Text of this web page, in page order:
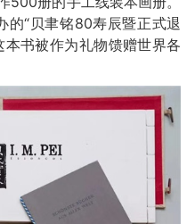
的“贝聿铭80寿辰暨正式退
书被作为礼物馈赠世界各